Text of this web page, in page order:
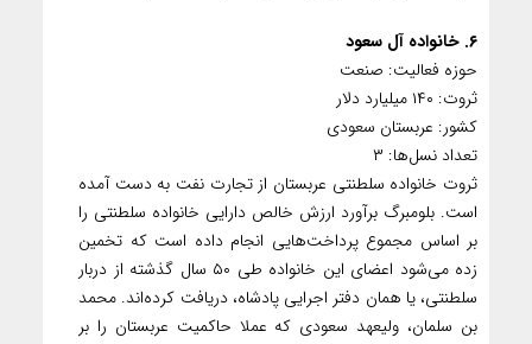
۶. خانواده آل سعود
حوزه فعالیت: صنعت
ثروت: ۱۴۰ میلیارد دلار
کشور: عربستان سعودی
تعداد نسل‌ها: ۳
ثروت خانواده سلطنتی عربستان از تجارت نفت به دست آمده
است. بلومبرگ برآورد ارزش خالص دارایی خانواده سلطنتی را
بر اساس مجموع پرداخت‌هایی انجام داده است که تخمین
زده می‌شود اعضای این خانواده طی ۵۰ سال گذشته از دربار
سلطنتی، یا همان دفتر اجرایی پادشاه، دریافت کرده‌اند. محمد
بن سلمان، ولیعهد سعودی که عملا حاکمیت عربستان را بر